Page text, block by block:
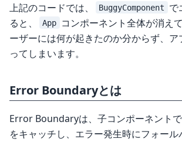
上記のコードでは、 BuggyComponent
で
ると、
App
コンポーネント全体が消え
ーザーには何が起きたのか分からず、
ってしまいます。
Error Boundaryとは
Error Boundaryは、子コンポーネント
をキャッチし、エラー発生時にフォー